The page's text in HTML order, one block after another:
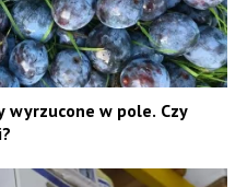
wyrzucone w pole. Czy